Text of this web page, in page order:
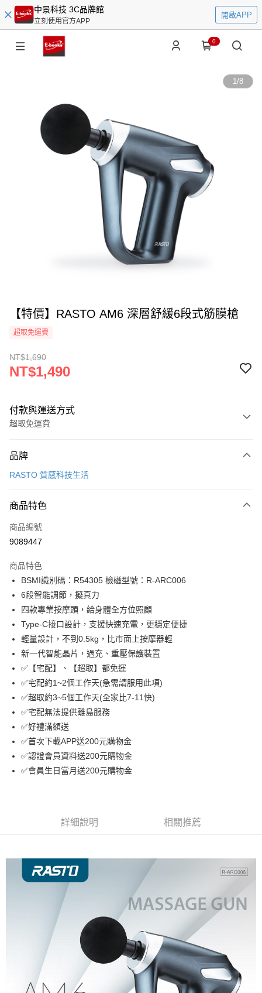
中景科技 3C品牌館
立刻使用官方APP
開啟APP
0
1/8
【特價】RASTO AM6 深層舒緩6段式筋膜槍
超取免運費
NT$1,690
NT$1,490
付款與運送方式
超取免運費
信用卡一次付款
3 期 0 利率 每期
合作金庫商業銀行
上海商業儲蓄銀行
臺灣中小企業銀行
匯豐（台灣）商業銀行
華泰商業銀行
聯邦商業銀行
元大商業銀行
永豐商業銀行
玉山商業銀行
星展（台灣）商業銀行
台灣樂天信用卡公司
LINE Pay
Apple Pay
街口支付
悠遊付
ATM付款
運送方式
付款後全家取貨
付款後萊爾富取貨
免運費
免運費
宅配
品牌
RASTO 質感科技生活
商品特色
商品編號
9089447
商品特色
BSMI識別碼：R54305 檢磁型號：R-ARC006
6段智能調節，擬真力
四款專業按摩頭，給身體全方位照顧
Type-C接口設計，支援快速充電，更穩定便捷
輕量設計，不到0.5kg，比市面上按摩器輕
新一代智能晶片，過充、重壓保護裝置
✅【宅配】、【超取】都免運
✅宅配約1~2個工作天(急需請服用此項)
✅超取約3~5個工作天(全家比7-11快)
✅宅配無法提供離島服務
✅好禮滿額送
✅首次下載APP送200元購物金
✅認證會員資料送200元購物金
✅會員生日當月送200元購物金
詳細說明 相關推薦